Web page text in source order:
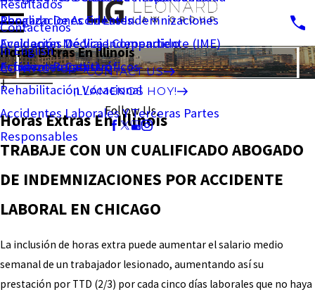
Penalizaciones En Las Indemnizaciones
Evaluación Médica Independiente (IME)
Esfuerzo Repetitivo
Rehabilitación Vocacional
Accidentes Laborales Y Terceras Partes
Responsables
Abogado De Accidentes
Accidentes De Viaje Compartido
Accidentes Catastróficos
Resultados
Contáctenos
In English
CONTACT US
¡LLÁMENOS HOY!
Follow Us
Horas Extras En Illinois
CONTACT US
Horas Extras En Illinois
TRABAJE CON UN CUALIFICADO ABOGADO
DE INDEMNIZACIONES POR ACCIDENTE
LABORAL EN CHICAGO
La inclusión de horas extra puede aumentar el salario medio
semanal de un trabajador lesionado, aumentando así su
prestación por TTD (2/3) por cada cinco días laborales que no haya